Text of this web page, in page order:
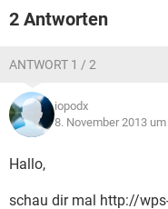
2 Antworten
ANTWORT 1 / 2
iopodx
8. November 2013
Hallo,
schau dir mal http://